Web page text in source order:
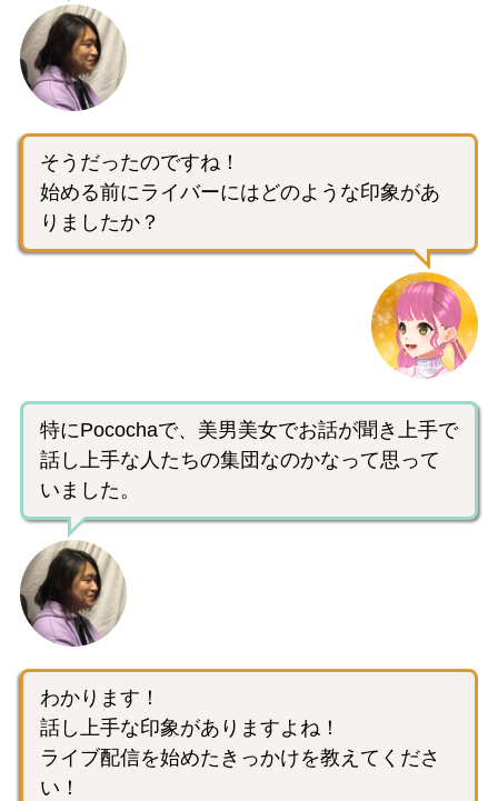
そうだったのですね！
始める前にライバーにはどのような印象があ
りましたか？
特にPocochaで、美男美女でお話が聞き上手で
話し上手な人たちの集団なのかなって思って
いました。
わかります！
話し上手な印象がありますよね！
ライブ配信を始めたきっかけを教えてくださ
い！